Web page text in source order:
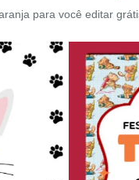
para você editar